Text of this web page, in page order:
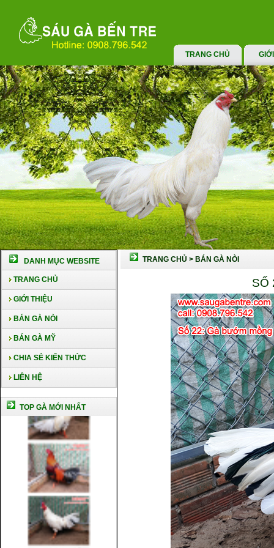
TRANG CHỦ
DANH MỤC WEBSITE
TRANG CHỦ
GIỚI THIỆU
BÁN GÀ NÒI
BÁN GÀ MỸ
CHIA SẺ KIẾN THỨC
LIÊN HỆ
TOP GÀ MỚI NHẤT
TRANG CHỦ > BÁN GÀ NÒI
SỐ